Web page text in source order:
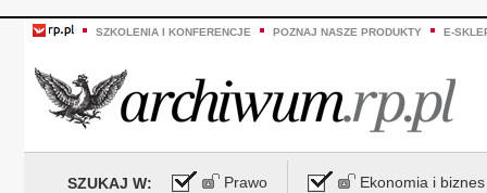
SZKOLENIA I KONFERENCJE POZNAJ NASZE PRODUKTY E-
SZUKAJ W: Prawo Ekonomia i biznes